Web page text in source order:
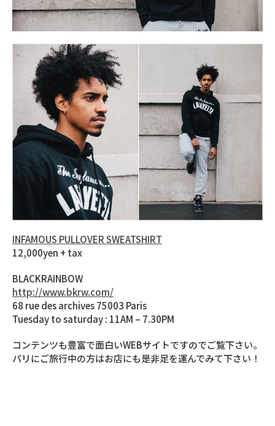
INFAMOUS PULLOVER SWEATSHIRT
12,000yen + tax
BLACKRAINBOW
http://www.bkrw.com/
68 rue des archives 75003 Paris
Tuesday to saturday : 11AM – 7.30PM
コンテンツも豊富で面白いWEBサイトですのでご覧下さい。
パリにご旅行中の方はお店にも是非足を運んでみて下さい！